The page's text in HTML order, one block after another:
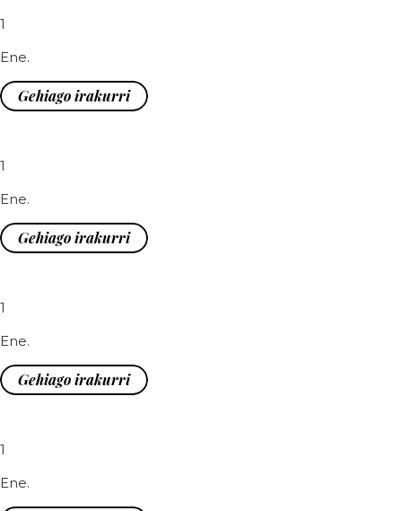
1
Ene.
Gehiago irakurri
1
Ene.
Gehiago irakurri
1
Ene.
Gehiago irakurri
1
Ene.